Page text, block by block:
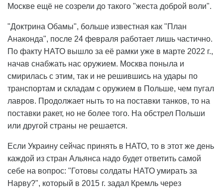
Москве ещё не созрели до такого "жеста доброй воли".
"Доктрина Обамы", больше известная как "План
Анаконда", после 24 февраля работает лишь частично.
По факту НАТО вышло за её рамки уже в марте 2022 г.,
начав снабжать нас оружием. Москва поныла и
смирилась с этим, так и не решившись на удары по
транспортам и складам с оружием в Польше, чем пугал
лавров. Продолжает ныть то на поставки танков, то на
поставки ракет, но не более того. На обстрел Польши
или другой страны не решается.
Если Украину сейчас принять в НАТО, то в этот же день
каждой из стран Альянса надо будет ответить самой
себе на вопрос: "Готовы солдаты НАТО умирать за
Нарву?", который в 2015 г. задал Кремль через